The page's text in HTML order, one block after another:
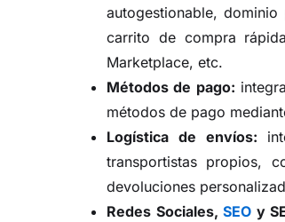
autogestionable,
carrito de compra
Marketplace, etc.
Métodos de pago:
métodos de pago
Logística de envíos:
transportistas propios,
devoluciones
Redes Sociales,SEO y